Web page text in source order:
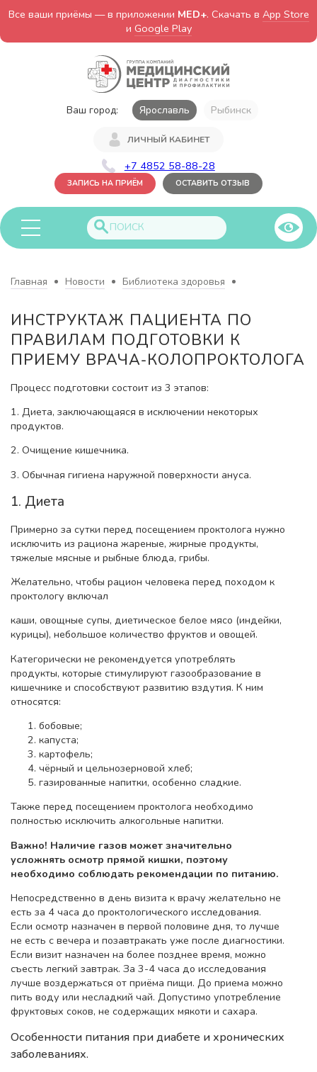
Все ваши приёмы — в приложении MED+. Скачать в App Store
и Google Play
Ваш город: Ярославль Рыбинск
ЛИЧНЫЙ КАБИНЕТ
+7 4852 58-88-28
ЗАПИСЬ НА ПРИЁМ ОСТАВИТЬ ОТЗЫВ
Главная Новости Библиотека здоровья
ИНСТРУКТАЖ ПАЦИЕНТА ПО
ПРАВИЛАМ ПОДГОТОВКИ К
ПРИЕМУ ВРАЧА-КОЛОПРОКТОЛОГА
Процесс подготовки состоит из 3 этапов:
1. Диета, заключающаяся в исключении некоторых
продуктов.
2. Очищение кишечника.
3. Обычная гигиена наружной поверхности ануса.
1. Диета
Примерно за сутки перед посещением проктолога нужно
исключить из рациона жареные, жирные продукты,
тяжелые мясные и рыбные блюда, грибы.
Желательно, чтобы рацион человека перед походом к
проктологу включал
каши, овощные супы, диетическое белое мясо (индейки,
курицы), небольшое количество фруктов и овощей.
Категорически не рекомендуется употреблять
продукты, которые стимулируют газообразование в
кишечнике и способствуют развитию вздутия. К ним
относятся:
бобовые;
капуста;
картофель;
чёрный и цельнозерновой хлеб;
газированные напитки, особенно сладкие.
Также перед посещением проктолога необходимо
полностью исключить алкогольные напитки.
Важно! Наличие газов может значительно
усложнять осмотр прямой кишки, поэтому
необходимо соблюдать рекомендации по питанию.
Непосредственно в день визита к врачу желательно не
есть за 4 часа до проктологического исследования.
Если осмотр назначен в первой половине дня, то лучше
не есть с вечера и позавтракать уже после диагностики.
Если визит назначен на более позднее время, можно
съесть легкий завтрак. За 3-4 часа до исследования
лучше воздержаться от приёма пищи. До приема можно
пить воду или несладкий чай. Допустимо употребление
фруктовых соков, не содержащих мякоти и сахара.
Особенности питания при диабете и хронических
заболеваниях.